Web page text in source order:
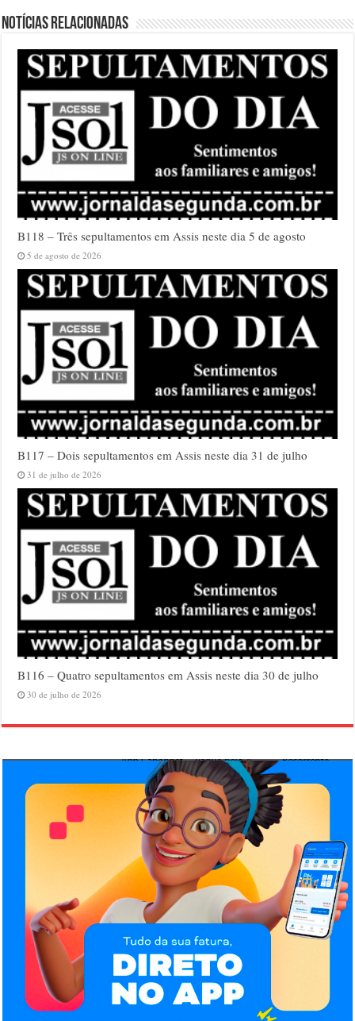
Notícias relacionadas
B118 – Três sepultamentos em Assis neste dia 5 de agosto
5 de agosto de 2026
B117 – Dois sepultamentos em Assis neste dia 31 de julho
31 de julho de 2026
B116 – Quatro sepultamentos em Assis neste dia 30 de julho
30 de julho de 2026